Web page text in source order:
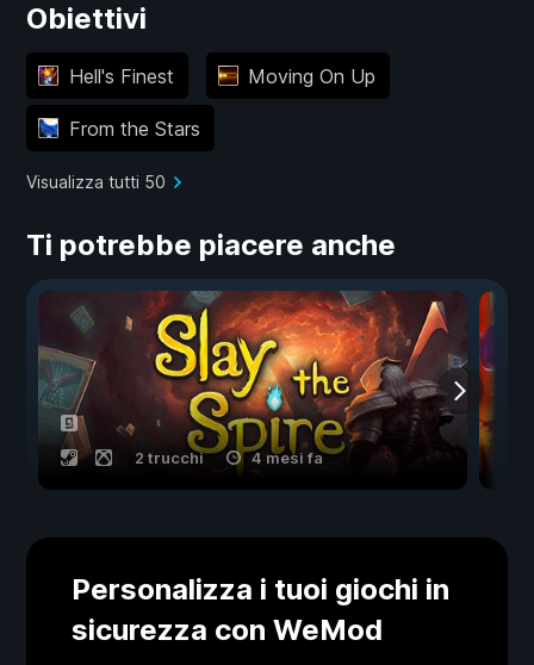
Obiettivi
Hell's Finest Moving On Up
From the Stars
Visualizza tutti 50
Ti potrebbe piacere anche
2 trucchi 4 mesi fa
Personalizza i tuoi giochi in
sicurezza con WeMod